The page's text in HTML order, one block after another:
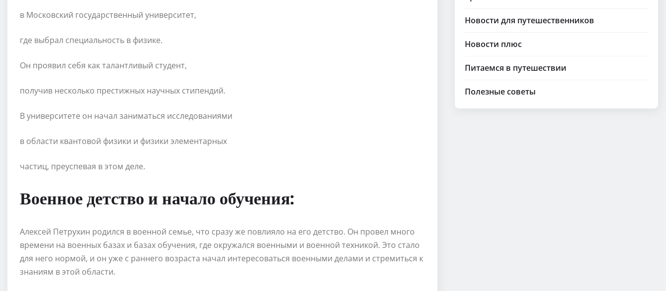
в Московский государственный университет,
где выбрал специальность в физике.
Он проявил себя как талантливый студент,
получив несколько престижных научных стипендий.
В университете он начал заниматься исследованиями
в области квантовой физики и физики элементарных
частиц, преуспевая в этом деле.
Военное детство и начало обучения:
Алексей Петрухин родился в военной семье, что сразу же повлияло на его детство. Он провел много
времени на военных базах и базах обучения, где окружался военными и военной техникой. Это стало
для него нормой, и он уже с раннего возраста начал интересоваться военными делами и стремиться к
знаниям в этой области.
Новости для путешественников
Новости плюс
Питаемся в путешествии
Полезные советы